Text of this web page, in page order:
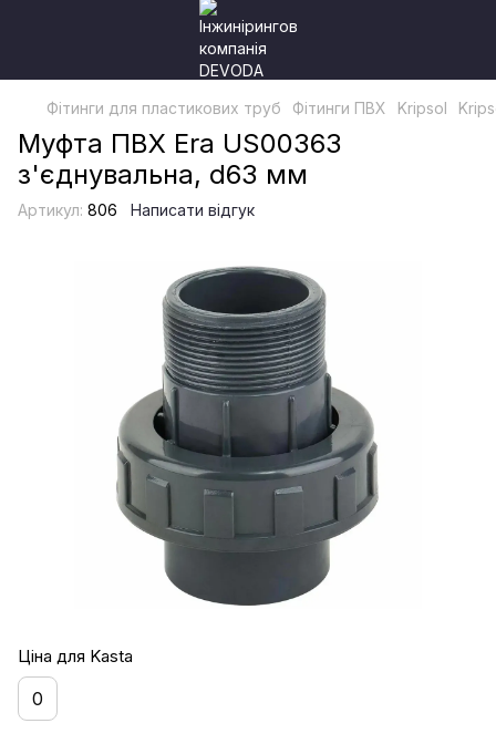
Фітинги для пластикових труб Фітинги ПВХ Kripsol
Муфта ПВХ Era US00363
з'єднувальна, d63 мм
Артикул: 806 Написати відгук
Ціна для Kasta
0